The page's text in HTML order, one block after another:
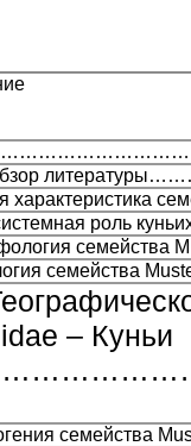
характеристика
семейства
– Куньи
семейства